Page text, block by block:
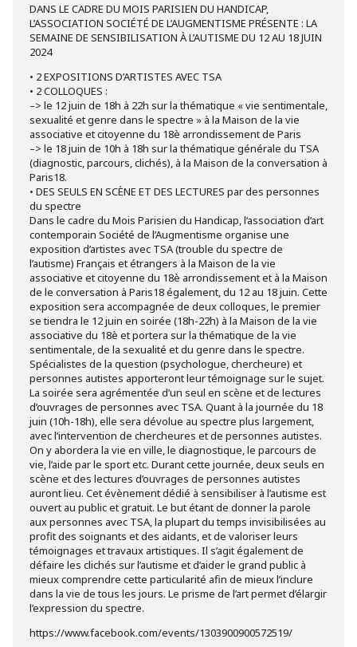
DANS LE CADRE DU MOIS PARISIEN DU HANDICAP,
L’ASSOCIATION SOCIÉTÉ DE L’AUGMENTISME PRÉSENTE : LA
SEMAINE DE SENSIBILISATION À L’AUTISME DU 12 AU 18 JUIN
2024
• 2 EXPOSITIONS D’ARTISTES AVEC TSA
• 2 COLLOQUES :
–> le 12 juin de 18h à 22h sur la thématique « vie sentimentale,
sexualité et genre dans le spectre » à la Maison de la vie
associative et citoyenne du 18è arrondissement de Paris
–> le 18 juin de 10h à 18h sur la thématique générale du TSA
(diagnostic, parcours, clichés), à la Maison de la conversation à
Paris18.
• DES SEULS EN SCÈNE ET DES LECTURES par des personnes
du spectre
Dans le cadre du Mois Parisien du Handicap, l’association d’art
contemporain Société de l’Augmentisme organise une
exposition d’artistes avec TSA (trouble du spectre de
l’autisme) Français et étrangers à la Maison de la vie
associative et citoyenne du 18è arrondissement et à la Maison
de le conversation à Paris18 également, du 12 au 18 juin. Cette
exposition sera accompagnée de deux colloques, le premier
se tiendra le 12 juin en soirée (18h-22h) à la Maison de la vie
associative du 18è et portera sur la thématique de la vie
sentimentale, de la sexualité et du genre dans le spectre.
Spécialistes de la question (psychologue, chercheure) et
personnes autistes apporteront leur témoignage sur le sujet.
La soirée sera agrémentée d’un seul en scène et de lectures
d’ouvrages de personnes avec TSA. Quant à la journée du 18
juin (10h-18h), elle sera dévolue au spectre plus largement,
avec l’intervention de chercheures et de personnes autistes.
On y abordera la vie en ville, le diagnostique, le parcours de
vie, l’aide par le sport etc. Durant cette journée, deux seuls en
scène et des lectures d’ouvrages de personnes autistes
auront lieu. Cet évènement dédié à sensibiliser à l’autisme est
ouvert au public et gratuit. Le but étant de donner la parole
aux personnes avec TSA, la plupart du temps invisibilisées au
profit des soignants et des aidants, et de valoriser leurs
témoignages et travaux artistiques. Il s’agit également de
défaire les clichés sur l’autisme et d’aider le grand public à
mieux comprendre cette particularité afin de mieux l’inclure
dans la vie de tous les jours. Le prisme de l’art permet d’élargir
l’expression du spectre.
https://www.facebook.com/events/1303900900572519/